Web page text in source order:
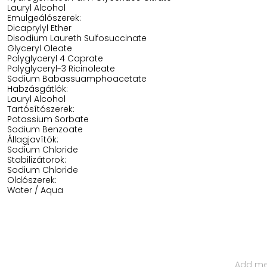
Lauryl Alcohol
Emulgeálószerek:
Dicaprylyl Ether
Disodium Laureth Sulfosuccinate
Glyceryl Oleate
Polyglyceryl 4 Caprate
Polyglyceryl-3 Ricinoleate
Sodium Babassuamphoacetate
Habzásgátlók:
Lauryl Alcohol
Tartósítószerek:
Potassium Sorbate
Sodium Benzoate
Állagjavítók:
Sodium Chloride
Stabilizátorok:
Sodium Chloride
Oldószerek:
Water / Aqua